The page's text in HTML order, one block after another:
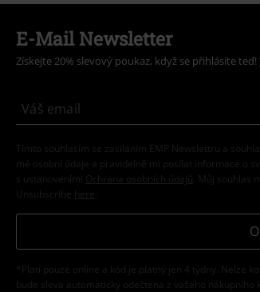
E-Mail Newsletter
Získejte 20% slevový poukaz, když se přihlásíte teď!
Tímto souhlasím se zasíláním EMP Newslettru a
mé osobní údaje a pravidelně mi posílat informace o
s ustanoveními
Ochrana osobních údajů . Můj souhlas
Unsubscribe here
*Platí pouze online a kód je platný jen 4 týdny. Nelze
bude sleva automaticky odečtena z vašeho